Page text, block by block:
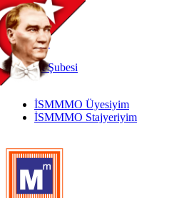
TR
|
EN
İnternetŞubesi
İSMMMO Üyesiyim
İSMMMO Stajyeriyim